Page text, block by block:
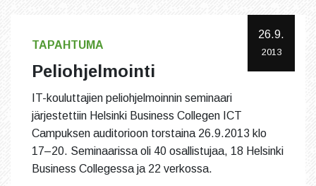
26.9.
2013
TAPAHTUMA
Peliohjelmointi
IT-kouluttajien peliohjelmoinnin seminaari
järjestettiin Helsinki Business Collegen ICT
Campuksen auditorioon torstaina 26.9.2013 klo
17–20. Seminaarissa oli 40 osallistujaa, 18 Helsinki
Business Collegessa ja 22 verkossa.